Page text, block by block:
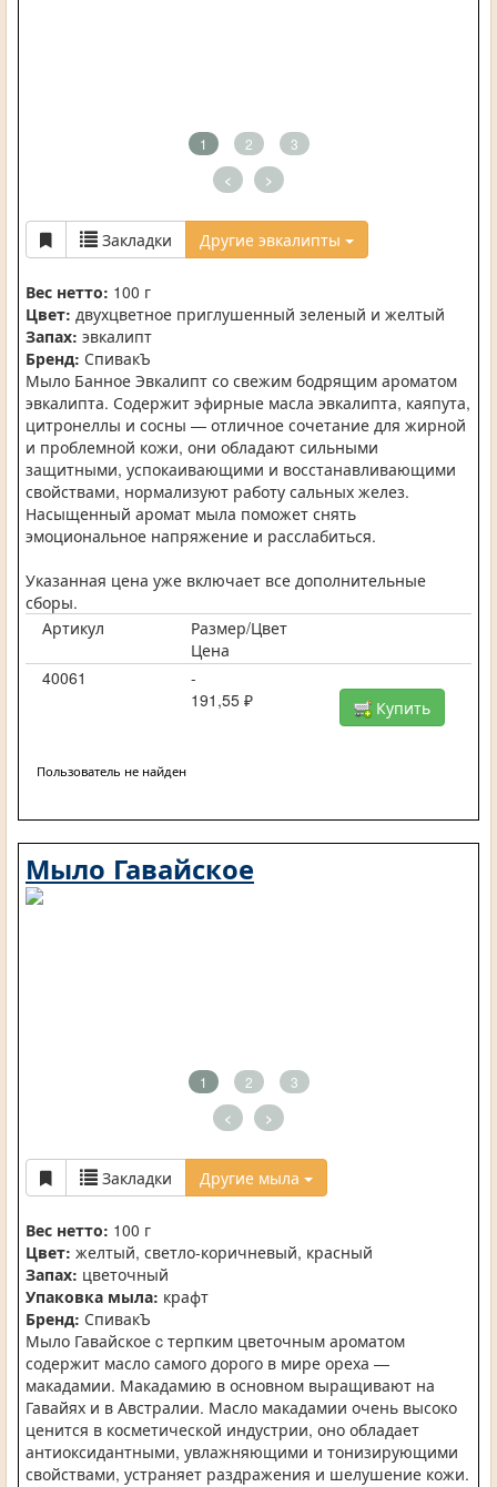
1 2 3
< >
Закладки Другие эвкалипты
Вес нетто: 100 г
Цвет: двухцветное приглушенный зеленый и желтый
Запах: эвкалипт
Бренд: СпивакЪ
Мыло Банное Эвкалипт со свежим бодрящим ароматом
эвкалипта. Содержит эфирные масла эвкалипта, каяпута,
цитронеллы и сосны — отличное сочетание для жирной
и проблемной кожи, они обладают сильными
защитными, успокаивающими и восстанавливающими
свойствами, нормализуют работу сальных желез.
Насыщенный аромат мыла поможет снять
эмоциональное напряжение и расслабиться.
Указанная цена уже включает все дополнительные
сборы.
Артикул
Размер/Цвет
Цена
40061
-
191,55 ₽
Купить
Пользователь не найден
Мыло Гавайское
1 2 3
< >
Закладки Другие мыла
Вес нетто: 100 г
Цвет: желтый, светло-коричневый, красный
Запах: цветочный
Упаковка мыла: крафт
Бренд: СпивакЪ
Мыло Гавайское c терпким цветочным ароматом
содержит масло самого дорого в мире ореха —
макадамии. Макадамию в основном выращивают на
Гавайях и в Австралии. Масло макадамии очень высоко
ценится в косметической индустрии, оно обладает
антиоксидантными, увлажняющими и тонизирующими
свойствами, устраняет раздражения и шелушение кожи.